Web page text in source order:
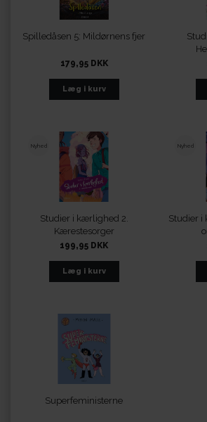
Spilledåsen 5: Mildørnens fjer
179,95 DKK
Nyhed
Studier i kærlighed 2.
Kærestesorger
199,95 DKK
Nyhed
Studier i
Superfeministerne